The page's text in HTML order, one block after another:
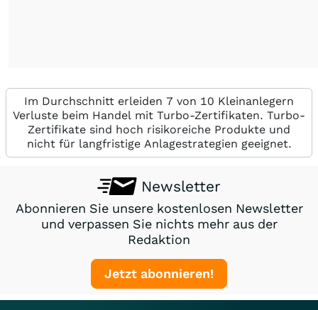
Im Durchschnitt erleiden 7 von 10 Kleinanlegern
Verluste beim Handel mit Turbo-Zertifikaten. Turbo-
Zertifikate sind hoch risikoreiche Produkte und
nicht für langfristige Anlagestrategien geeignet.
Newsletter
Abonnieren Sie unsere kostenlosen Newsletter
und verpassen Sie nichts mehr aus der
Redaktion
Jetzt abonnieren!